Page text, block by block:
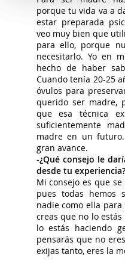
porque tu vida va a
estar preparada
veo muy bien que
para ello, porque
necesitarlo. Yo en
hecho de haber
Cuando tenía 20-25
óvulos para
querido ser madre,
que esa técnica
suficientemente
madre en un
gran avance.
-¿Qué consejo le
desde tu experiencia?
Mi consejo es que
pues todas hemos
nadie como ella
creas que no lo
lo estás haciendo
pensarás que no
exijas tanto, eres la